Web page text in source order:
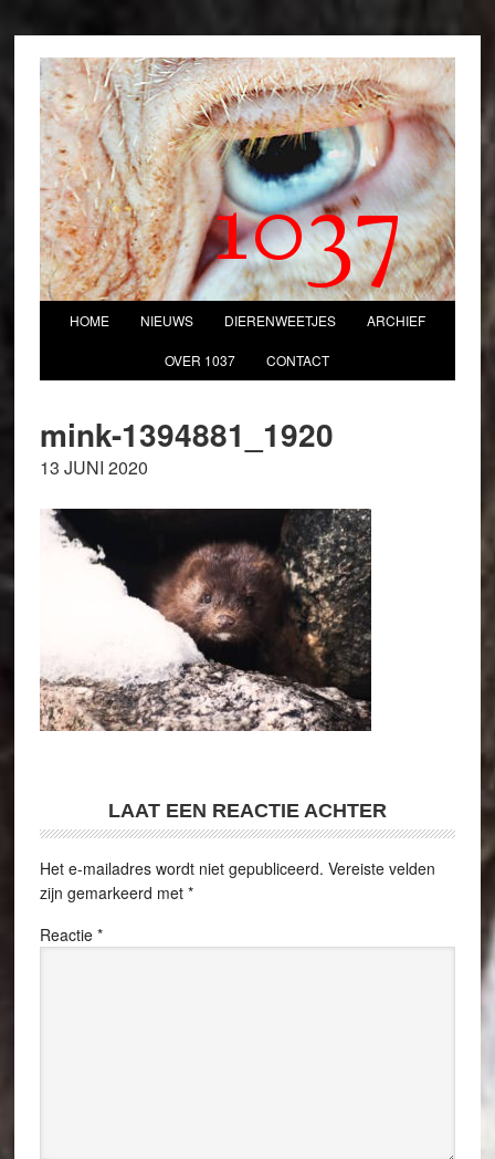
1037
HOME NIEUWS DIERENWEETJES ARCHIEF
OVER 1037 CONTACT
mink-1394881_1920
13 JUNI 2020
LAAT EEN REACTIE ACHTER
Het e-mailadres wordt niet gepubliceerd. Vereiste velden
zijn gemarkeerd met *
Reactie *